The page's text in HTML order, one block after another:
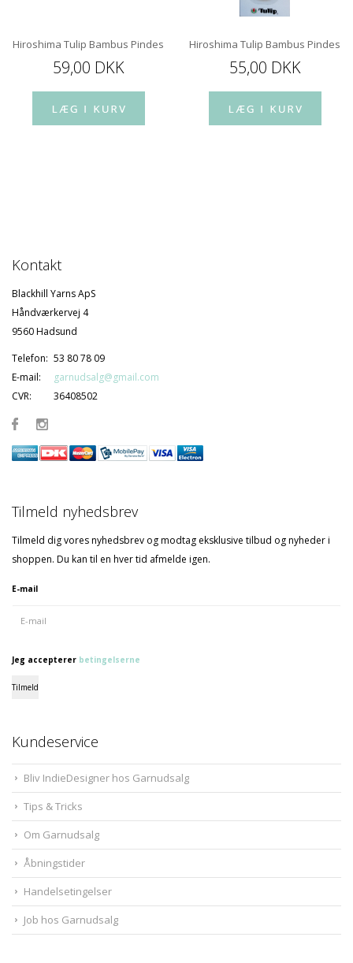
Hiroshima Tulip Bambus Pindespids 12 cm
59,00 DKK
Hiroshima Tulip Bambus
55,00 DKK
Kontakt
Blackhill Yarns ApS
Håndværkervej 4
9560 Hadsund
Telefon: 53 80 78 09
E-mail:
garnudsalg@gmail.com
CVR:
36408502
Tilmeld nyhedsbrev
Tilmeld dig vores nyhedsbrev og modtag eksklusive tilbud og nyheder i
shoppen. Du kan til en hver tid afmelde igen.
E-mail
Jeg accepterer betingelserne
Tilmeld
Kundeservice
Bliv IndieDesigner hos Garnudsalg
Tips & Tricks
Om Garnudsalg
Åbningstider
Handelsetingelser
Job hos Garnudsalg